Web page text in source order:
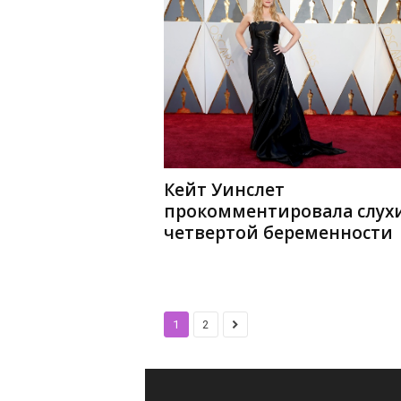
Кейт Уинслет
прокомментировала
четвертой беременности
1 2